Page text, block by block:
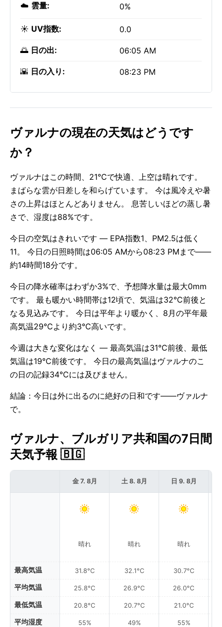
☁️ 雲量: 0%
☀️ UV指数: 0.0
🌅 日の出: 06:05 AM
🌇 日の入り: 08:23 PM
ヴァルナの現在の天気はどうです
か？
ヴァルナはこの時間、21°Cで快適、上空は晴れです。
まばらな雲が日差しを和らげています。 今は風冷えや暑
さの上昇はほとんどありません。 息苦しいほどの蒸し暑
さで、湿度は88%です。
今日の空気はきれいです — EPA指数1、PM2.5は低く
11。 今日の日照時間は06:05 AMから08:23 PMまで——
約14時間18分です。
今日の降水確率はわずか3%で、予想降水量は最大0mm
です。 最も暖かい時間帯は12頃で、気温は32°C前後と
なる見込みです。 今日は平年より暖かく、8月の平年最
高気温29°Cより約3°C高いです。
今週は大きな変化はなく — 最高気温は31°C前後、最低
気温は19°C前後です。 今日の最高気温はヴァルナのこ
の日の記録34°Cには及びません。
結論：今日は外に出るのに絶好の日和です——ヴァルナ
で。
ヴァルナ、ブルガリア共和国の7日間
天気予報 🇧🇬
最高気温
平均気温
最低気温
平均湿度
金 7. 8月
晴れ
31.8°C
25.8°C
20.8°C
55%
土 8. 8月
晴れ
32.1°C
26.9°C
20.7°C
49%
日 9. 8月
晴れ
30.7°C
26.0°C
21.0°C
55%